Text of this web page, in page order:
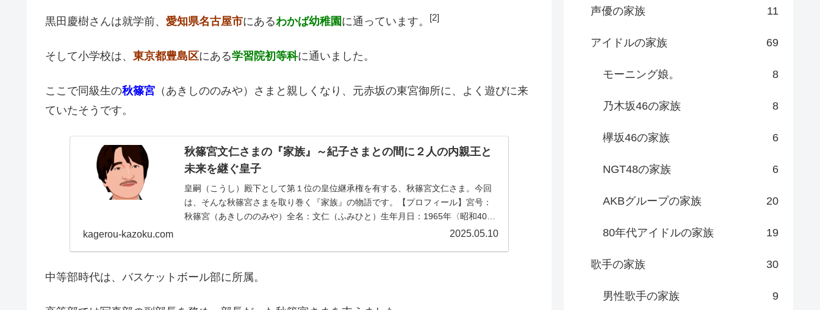
黒田慶樹さんは就学前、 愛知県名古屋市にあるわかば幼稚園に通っています。 [2]
そして小学校は、 東京都豊島区にある学習院初等科に通いました。
ここで同級生の秋篠宮 （あきしののみや）さまと親しくなり、元赤坂の東宮御所に、よく遊びに来
ていたそうです。
秋篠宮文仁さまの『家族』～紀子さまとの間に２人の内親王と
未来を継ぐ皇子
皇嗣（こうし）殿下として第１位の皇位継承権を有する、秋篠宮文仁さま。今回
は、そんな秋篠宮さまを取り巻く『家族』の物語です。【プロフィール】宮号：
秋篠宮（あきしののみや）全名：文仁（ふみひと）生年月日：1965年〈昭和40
kagerou-kazoku.com 2025.05.10
中等部時代は、バスケットボール部に所属。
声優の家族 11
アイドルの家族 69
モーニング娘。 8
乃木坂46の家族 8
欅坂46の家族 6
NGT48の家族 6
AKBグループの家族 20
80年代アイドルの家族 19
歌手の家族 30
男性歌手の家族 9